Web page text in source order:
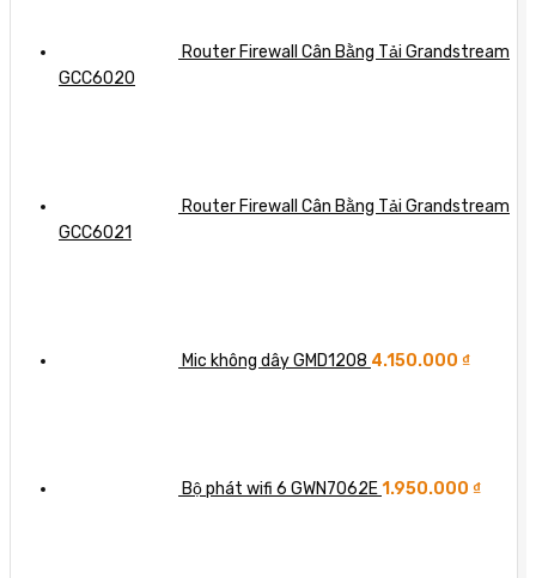
Router Firewall Cân Bằng Tải Grandstream
GCC6020
Router Firewall Cân Bằng Tải Grandstream
GCC6021
Mic không dây GMD1208 4.150.000 ₫
Bộ phát wifi 6 GWN7062E1.950.000 ₫